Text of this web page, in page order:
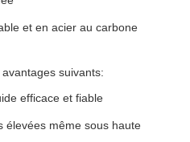
et en acier au carbone
suivants:
efficace et fiable
élevées même sous haute